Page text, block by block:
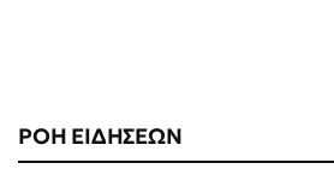
ΡΟΗ ΕΙΔΗΣΕΩΝ